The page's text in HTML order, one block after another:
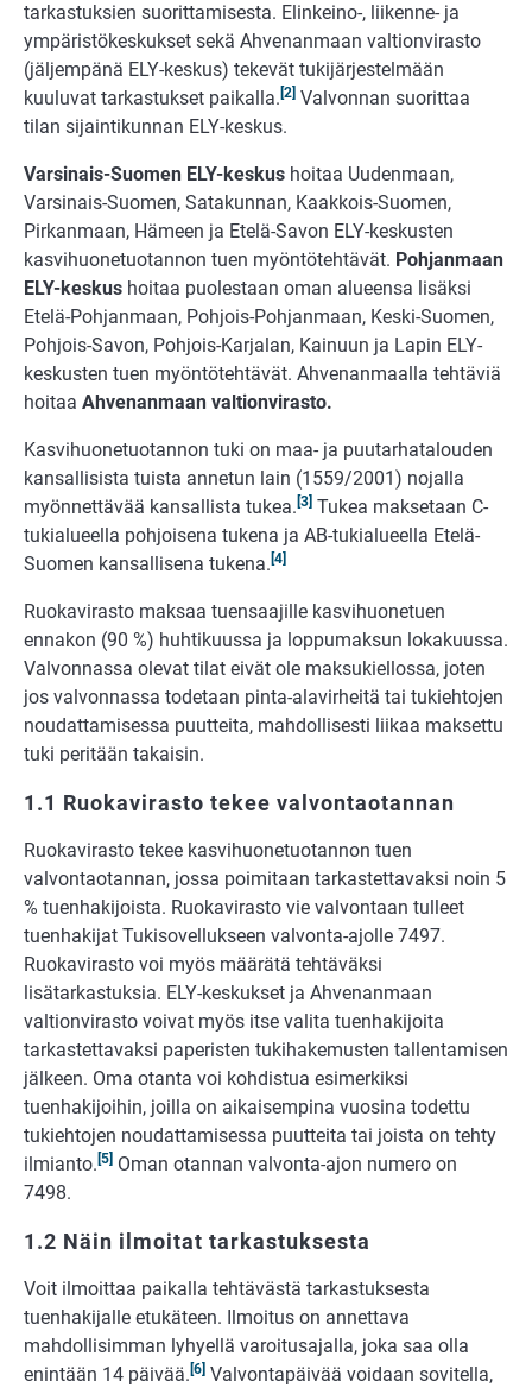
tarkastuksien suorittamisesta. Elinkeino-, liikenne- ja
ympäristökeskukset sekä Ahvenanmaan valtionvirasto
(jäljempänä ELY-keskus) tekevät tukijärjestelmään
kuuluvat tarkastukset paikalla. [2] Valvonnan suorittaa
tilan sijaintikunnan ELY-keskus.
Varsinais-Suomen ELY-keskus hoitaa Uudenmaan,
Varsinais-Suomen, Satakunnan, Kaakkois-Suomen,
Pirkanmaan, Hämeen ja Etelä-Savon ELY-keskusten
kasvihuonetuotannon tuen myöntötehtävät. Pohjanmaan
ELY-keskus hoitaa puolestaan oman alueensa lisäksi
Etelä-Pohjanmaan, Pohjois-Pohjanmaan, Keski-Suomen,
Pohjois-Savon, Pohjois-Karjalan, Kainuun ja Lapin ELY-
keskusten tuen myöntötehtävät. Ahvenanmaalla tehtäviä
hoitaa Ahvenanmaan valtionvirasto.
Kasvihuonetuotannon tuki on maa- ja puutarhatalouden
kansallisista tuista annetun lain (1559/2001) nojalla
myönnettävää kansallista tukea. [3] Tukea maksetaan C-
tukialueella pohjoisena tukena ja AB-tukialueella Etelä-
Suomen kansallisena tukena. [4]
Ruokavirasto maksaa tuensaajille kasvihuonetuen
ennakon (90 %) huhtikuussa ja loppumaksun lokakuussa.
Valvonnassa olevat tilat eivät ole maksukiellossa, joten
jos valvonnassa todetaan pinta-alavirheitä tai tukiehtojen
noudattamisessa puutteita, mahdollisesti liikaa maksettu
tuki peritään takaisin.
1.1 Ruokavirasto tekee valvontaotannan
Ruokavirasto tekee kasvihuonetuotannon tuen
valvontaotannan, jossa poimitaan tarkastettavaksi noin 5
% tuenhakijoista. Ruokavirasto vie valvontaan tulleet
tuenhakijat Tukisovellukseen valvonta-ajolle 7497.
Ruokavirasto voi myös määrätä tehtäväksi
lisätarkastuksia. ELY-keskukset ja Ahvenanmaan
valtionvirasto voivat myös itse valita tuenhakijoita
tarkastettavaksi paperisten tukihakemusten tallentamisen
jälkeen. Oma otanta voi kohdistua esimerkiksi
tuenhakijoihin, joilla on aikaisempina vuosina todettu
tukiehtojen noudattamisessa puutteita tai joista on tehty
ilmianto. [5] Oman otannan valvonta-ajon numero on
7498.
1.2 Näin ilmoitat tarkastuksesta
Voit ilmoittaa paikalla tehtävästä tarkastuksesta
tuenhakijalle etukäteen. Ilmoitus on annettava
mahdollisimman lyhyellä varoitusajalla, joka saa olla
enintään 14 päivää. [6] Valvontapäivää voidaan sovitella,